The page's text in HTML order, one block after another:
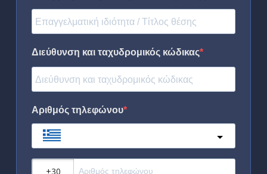
Διεύθυνση και ταχυδρομικός κώδικας
Αριθμός τηλεφώνου